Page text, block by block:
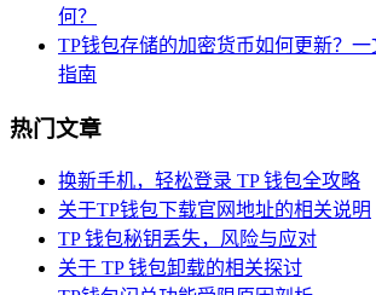
何？
TP钱包存储的加密货币如何更新？
指南
热门文章
换新手机，轻松登录 TP 钱包全攻略
关于TP钱包下载官网地址的相关说明
TP 钱包秘钥丢失，风险与应对
关于 TP 钱包卸载的相关探讨